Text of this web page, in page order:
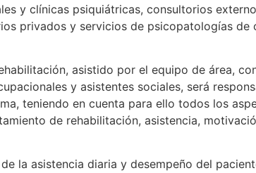
y clínicas psiquiátricas, consultorios
privados y servicios de psicopatologías de
asistido por el equipo de área,
y asistentes sociales, será
teniendo en cuenta para ello todos los
de rehabilitación, asistencia,
la asistencia diaria y desempeño del